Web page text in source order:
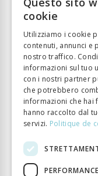
cookie
Utilizziamo i cookie
contenuti, annunci e
nostro traffico.
informazioni sul tuo
con i nostri partner
che potrebbero
informazioni che hai
hanno raccolto dal
servizi. Politique de
PERFORMANCE